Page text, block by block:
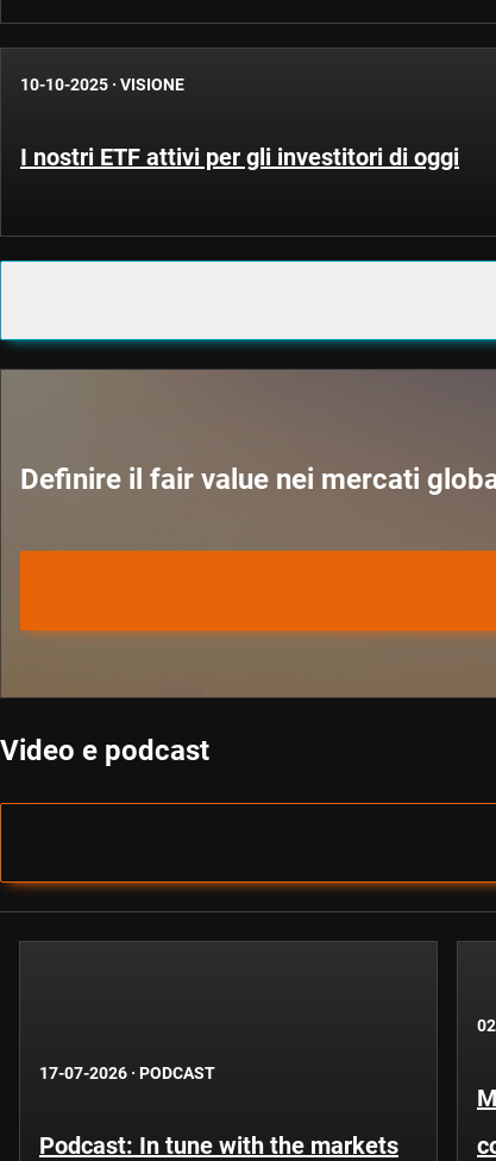
10-10-2025 · VISIONE
I nostri ETF attivi per gli investitori di oggi
Definire il fair value nei mercati
Video e podcast
17-07-2026 · PODCAST
Podcast: In tune with the markets